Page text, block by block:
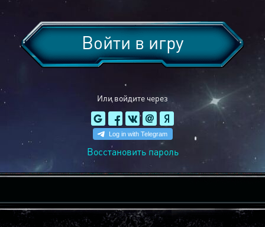
Или войдите через
Войти в игру
Восстановить пароль